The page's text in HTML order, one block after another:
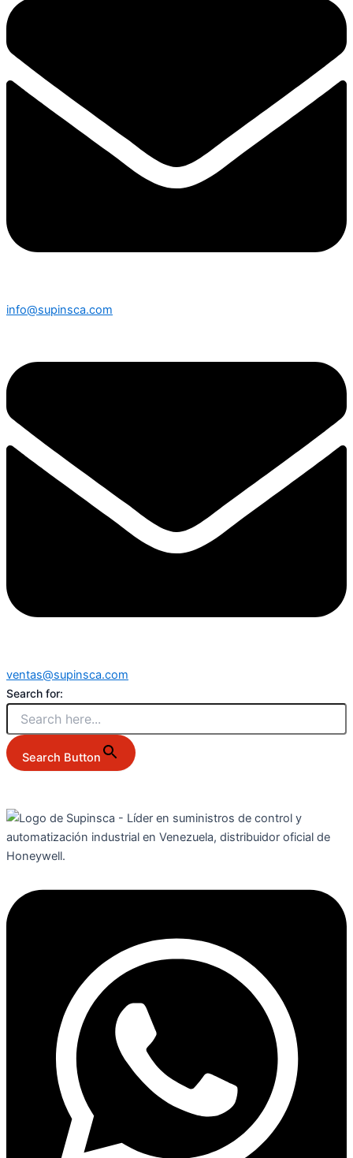
info@supinsca.com
ventas@supinsca.com
Search for:
Search Button